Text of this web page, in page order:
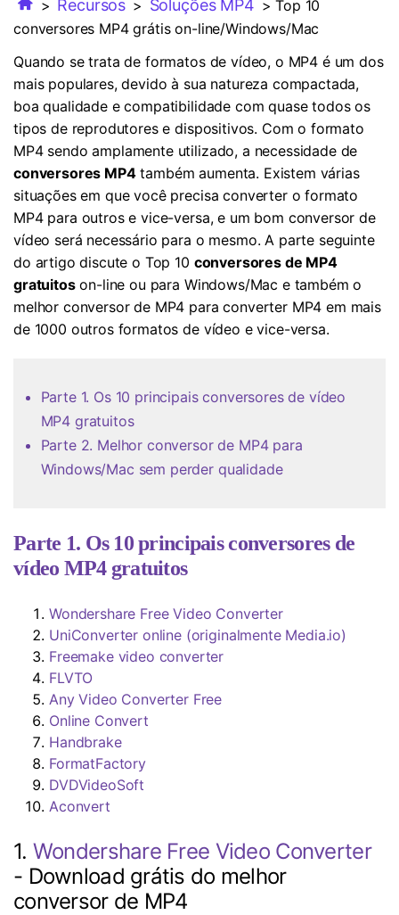
Vídeo/Áudio
Usuários educacionais desfrutam
de até 20% DESC.
Usuários de Filmes
Usuários de DVD
Usuários de Redes Sociais
Usuários de Mac
MAIS SOLUÇÕES
Todas as informações que você precisa para usar o
Vídeo Tutorial
Assista ao tutorial em vídeo para aprender como usar o
UniConverter.
Especificaciones Técnicas
Uma lista de todos os formatos, dispositivos e GPUs
suportados pelo UniConverter.
O que há de novo?
Os produtos e atualizações mais recentes.
> Recursos > Soluções MP4 > Top 10
conversores MP4 grátis on-line/Windows/Mac
Quando se trata de formatos de vídeo, o MP4 é um dos
mais populares, devido à sua natureza compactada,
boa qualidade e compatibilidade com quase todos os
tipos de reprodutores e dispositivos. Com o formato
MP4 sendo amplamente utilizado, a necessidade de
conversores MP4também aumenta. Existem várias
situações em que você precisa converter o formato
MP4 para outros e vice-versa, e um bom conversor de
vídeo será necessário para o mesmo. A parte seguinte
do artigo discute o Top 10 conversores de MP4
gratuitoson-line ou para Windows/Mac e também o
melhor conversor de MP4 para converter MP4 em mais
de 1000 outros formatos de vídeo e vice-versa.
Parte 1. Os 10 principais conversores de vídeo
MP4 gratuitos
Parte 2. Melhor conversor de MP4 para
Windows/Mac sem perder qualidade
Parte 1. Os 10 principais conversores de
vídeo MP4 gratuitos
Wondershare Free Video Converter
UniConverter online (originalmente Media.io)
Freemake video converter
FLVTO
Any Video Converter Free
Online Convert
Handbrake
FormatFactory
DVDVideoSoft
Aconvert
1. Wondershare Free Video Converter
- Download grátis do melhor
conversor de MP4